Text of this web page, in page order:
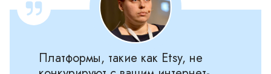
Платформы, такие как Etsy, не